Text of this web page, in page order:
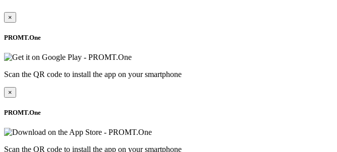
×
PROMT.One
Scan the QR code to install the app on your smartphone
×
PROMT.One
Scan the QR code to install the app on your smartphone